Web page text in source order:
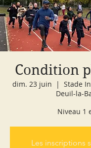
Condition
dim. 23 juin
  |
Stade
Deuil-la-
Niveau 1
Les inscriptions